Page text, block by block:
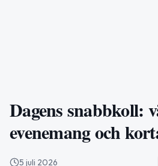
Dagens snabbkoll:
evenemang och
5 juli 2026